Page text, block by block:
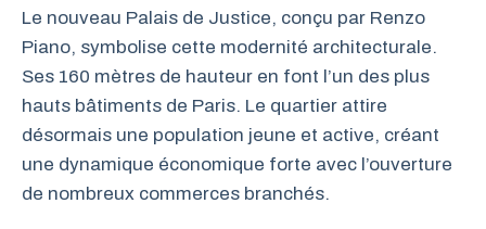
Le nouveau Palais de Justice, conçu par Renzo
Piano, symbolise cette modernité architecturale.
Ses 160 mètres de hauteur en font l’un des plus
hauts bâtiments de Paris. Le quartier attire
désormais une population jeune et active, créant
une dynamique économique forte avec l’ouverture
de nombreux commerces branchés.